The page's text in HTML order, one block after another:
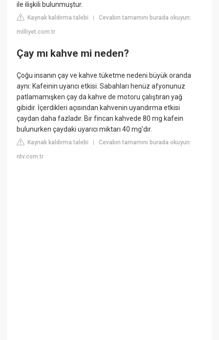
ile ilişkili bulunmuştur.
Kaynak kaldırma talebi |Cevabın tamamını burada okuyun:
milliyet.com.tr
Çay mı kahve mi neden?
Çoğu insanın çay ve kahve tüketme nedeni büyük oranda
aynı: Kafeinin uyarıcı etkisi. Sabahları henüz afyonunuz
patlamamışken çay da kahve de motoru çalıştıran yağ
gibidir. İçerdikleri açısından kahvenin uyandırma etkisi
çaydan daha fazladır. Bir fincan kahvede 80 mg kafein
bulunurken çaydaki uyarıcı miktarı 40 mg'dır.
Kaynak kaldırma talebi |Cevabın tamamını burada okuyun:
ntv.com.tr